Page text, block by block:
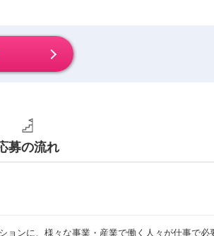
募の流れ
ョンに、様々な事業・産業で働く人々が仕事で必